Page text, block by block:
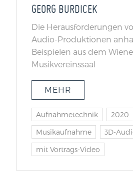
GEORG BURDICEK
Die Herausforderungen
Audio-Produktionen
Beispielen aus dem
Musikvereinssaal
MEHR
Aufnahmetechnik 2020
Musikaufnahme 3D-
mit Vortrags-Video